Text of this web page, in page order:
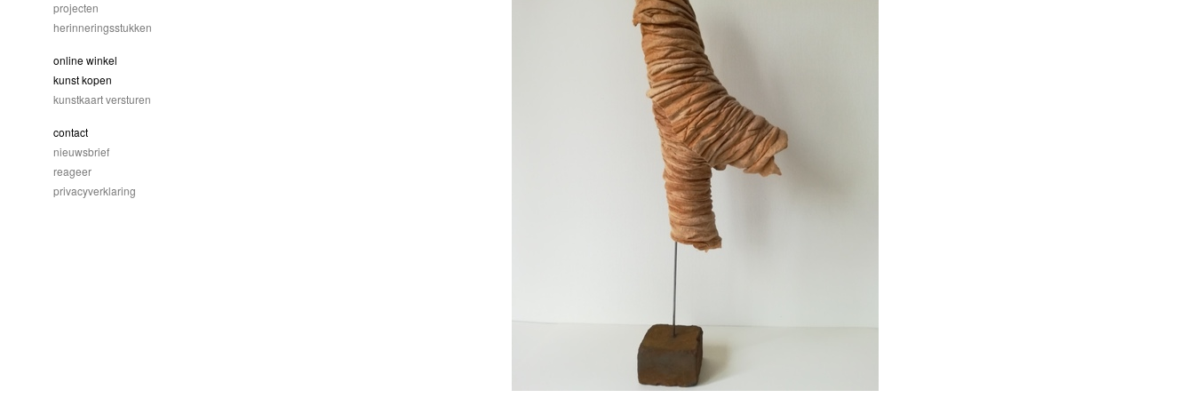
projecten
herinneringsstukken
online winkel
kunst kopen
kunstkaart versturen
contact
nieuwsbrief
reageer
privacyverklaring